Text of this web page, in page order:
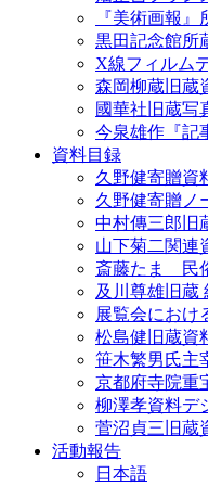
『美術画報
黒田記念館所
X線フィルム
森岡柳蔵旧蔵
國華社旧蔵写
今泉雄作『記
資料目録
久野健寄贈資
久野健寄贈ノ
中村傳三郎旧
山下菊二関連
斎藤たま 民
及川尊雄旧蔵
展覧会におけ
松島健旧蔵資
笹木繁男氏主
京都府寺院重
柳澤孝資料デ
菅沼貞三旧蔵
活動報告
日本語